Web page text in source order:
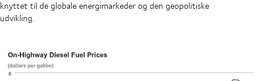
knyttet til de globale energimarkeder og den geopolitiske
udvikling.